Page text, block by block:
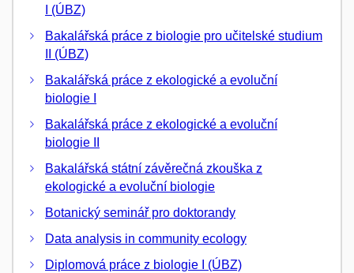
I (ÚBZ)
Bakalářská práce z biologie pro učitelské studium
II (ÚBZ)
Bakalářská práce z ekologické a evoluční
biologie I
Bakalářská práce z ekologické a evoluční
biologie II
Bakalářská státní závěrečná zkouška z
ekologické a evoluční biologie
Botanický seminář pro doktorandy
Data analysis in community ecology
Diplomová práce z biologie I (ÚBZ)